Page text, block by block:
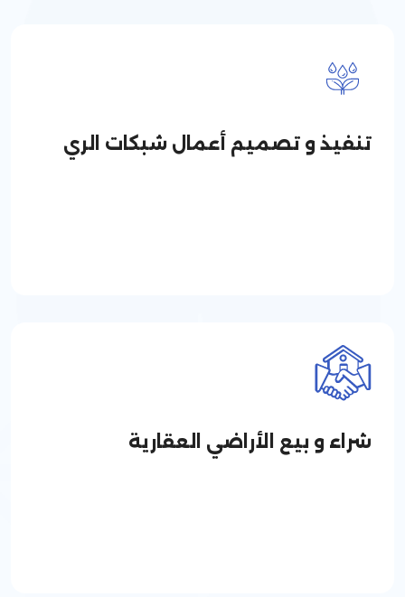
تنفيذ و تصميم أعمال شبكات الري
شراء و بيع الأراضي العقارية